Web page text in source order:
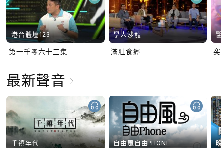
港台體壇123
第一千零六十三集
學人沙龍
滿肚食經
最新聲音
千禧年代 自由風自由PHONE